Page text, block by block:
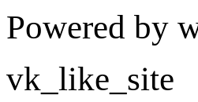
Powered by
vk_like_site